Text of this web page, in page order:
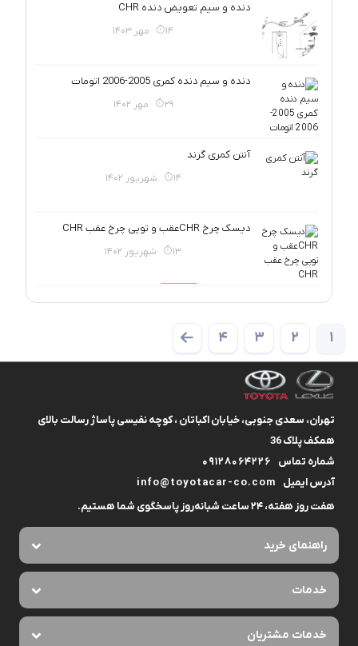
دنده و سیم تعویض دنده CHR
14 مهر 1403
دنده و سیم دنده کمری 2005-2006 اتومات
29 مهر 1402
آنتن کمری گرند
14 شهریور 1402
دیسک چرخ CHRعقب و توپی چرخ عقب CHR
13 شهریور 1402
1
2
3
4
تهران، سعدی جنوبی، خیابان اکباتان ، کوچه نفیسی پاساژ رسالت بالای
همکف پلاک 36
شماره تماس
09128064226
آدرس ایمیل
info@toyotacar-co.com
هفت روز هفته، ۲۴ ساعت شبانه‌روز پاسخگوی شما هستیم.
راهنمای خرید
خدمات
خدمات مشتریان